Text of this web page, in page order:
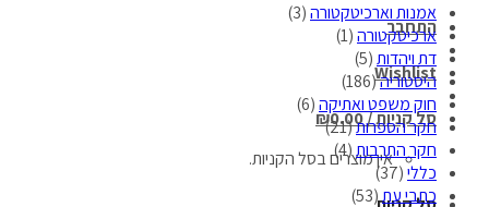
התחבר
Wishlist
סל קניות /
₪0.00
אין מוצרים בסל הקניות.
אמנות וארכיטקטורה(3)
ארכיטקטורה(1)
דת ויהדות(5)
היסטוריה(186)
חוק משפט ואתיקה(6)
חקר הספרות(21)
חקר התרבות(4)
כללי(37)
כתבי עת(53)